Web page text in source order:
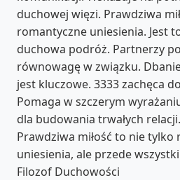
duchowej więzi. Prawdziwa
romantyczne uniesienia. Jest
duchowa podróż. Partnerzy
równowagę w związku.
jest kluczowe. 3333 zachęca
Pomaga w szczerym
dla budowania trwałych relacji.
Prawdziwa miłość to nie tylko
uniesienia, ale przede
Filozof Duchowości